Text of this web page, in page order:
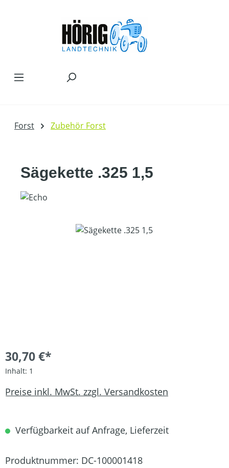
Forst Zubehör Forst
Sägekette .325 1,5
Bildergalerie überspringen
30,70 €*
Inhalt: 1
Preise inkl. MwSt. zzgl. Versandkosten
Verfügbarkeit auf Anfrage, Lieferzeit
Produktnummer: DC-100001418